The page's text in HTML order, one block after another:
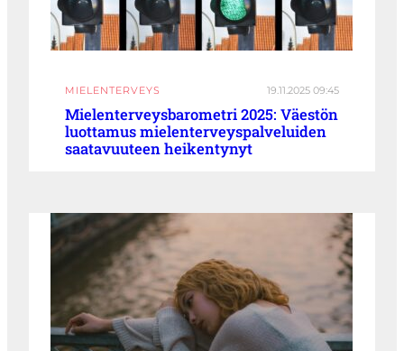
MIELENTERVEYS 19.11.2025 09:45
Mielenterveysbarometri 2025: Väestön
luottamus mielenterveyspalveluiden
saatavuuteen heikentynyt